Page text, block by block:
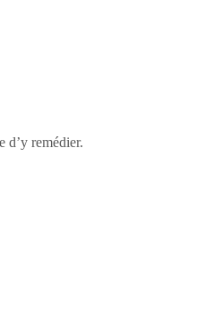
d’y remédier.